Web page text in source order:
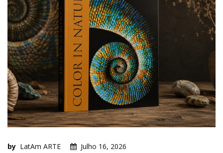
by LatAm ARTE Julho 16, 2026